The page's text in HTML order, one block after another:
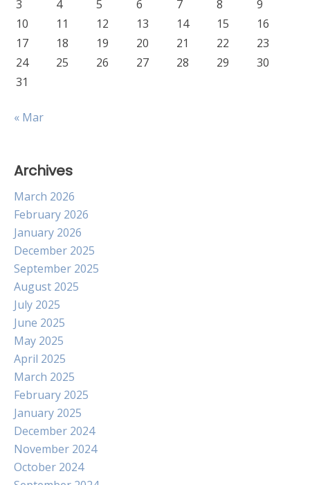
3
4 5 6 7 8
9
10
11 12 13 14 15
16
17
18 19 20 21 22
23
24
25 26 27 28 29
30
31
« Mar
Archives
March 2026
February 2026
January 2026
December 2025
September 2025
August 2025
July 2025
June 2025
May 2025
April 2025
March 2025
February 2025
January 2025
December 2024
November 2024
October 2024